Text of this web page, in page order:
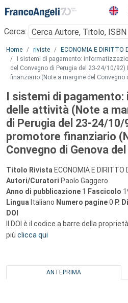
Menu
Cerca:
Main content
Home riviste ECONOMIA E DIRITTO
I sistemi di pagamento:
del Convegno di Perugia del 23-24/10/
finanziario (Note a margine del Convegno
I sistemi di
delle attività (Note a
di Perugia del 23-24/10/
promotore finanziario
Convegno di Genova
Titolo Rivista ECONOMIA E DIRITTO
Autori/Curatori Paolo Gaggero
Anno di pubblicazione 1 Fascicolo
Lingua Italiano Numero pagine0 P.
DOI
Il DOI è il codice a barre della
più clicca qui
ANTEPRIMA